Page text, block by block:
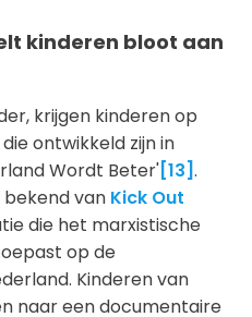
kinderen bloot aan
krijgen kinderen op
ontwikkeld zijn in
Wordt Beter'[13].
bekend van Kick Out
die het marxistische
op de
Kinderen van
naar een documentaire